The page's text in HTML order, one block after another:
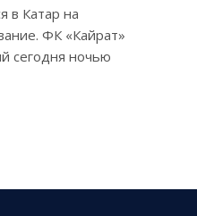
в Катар на
ФК «Кайрат»
сегодня ночью